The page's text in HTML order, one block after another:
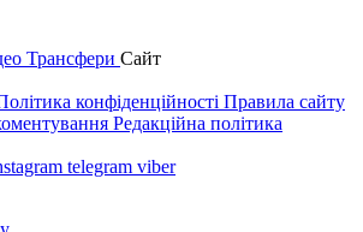
Трансфери Сайт
конфіденційності Правила сайту
Редакційна політика
telegram viber